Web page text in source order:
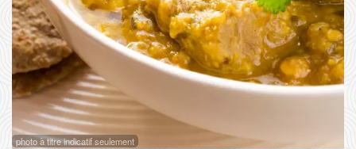
photo à titre indicatif seulement